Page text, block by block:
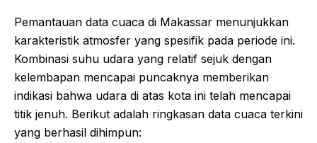
Pemantauan data cuaca di Makassar menunjukkan
karakteristik atmosfer yang spesifik pada periode ini.
Kombinasi suhu udara yang relatif sejuk dengan
kelembapan mencapai puncaknya memberikan
indikasi bahwa udara di atas kota ini telah mencapai
titik jenuh. Berikut adalah ringkasan data cuaca terkini
yang berhasil dihimpun: